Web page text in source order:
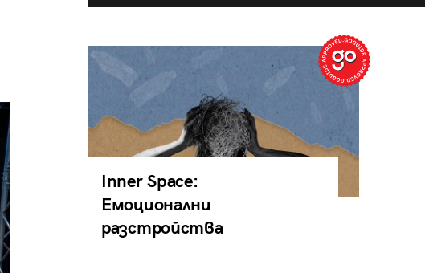
Inner Space:
Емоционални
разстройства